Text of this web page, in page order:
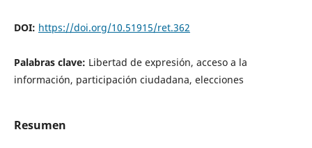
DOI: https://doi.org/10.51915/ret.362
Palabras clave: Libertad de expresión, acceso a la
información, participación ciudadana, elecciones
Resumen